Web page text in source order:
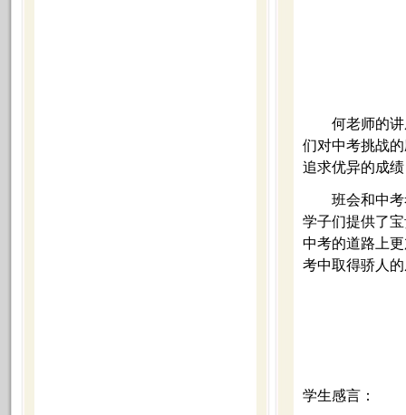
何老师的
们对中考挑战
追求优异的成
班会和中
学子们提供了
中考的道路上
考中取得骄人
学生感言：